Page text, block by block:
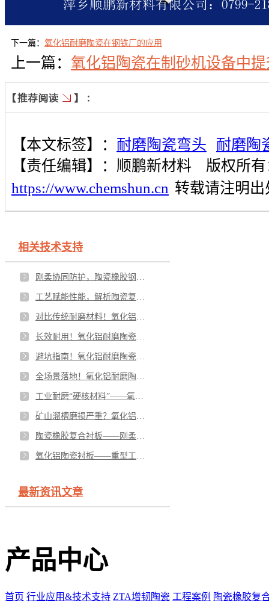
下一篇： 氧化铝耐磨陶瓷在钢铁厂的应用
上一篇： 氧化铝陶瓷在制砂机设备中
【本文标签】： 耐磨陶瓷弯头
耐磨陶
【责任编辑】： 顺鹏新材料
版权所
https://www.chemshun.cn 转载请注明出
相关技术支持
刚柔协同防护，陶瓷橡胶钢板复合板工业工况应用与价值落地
工艺赋能性能，解析陶瓷复合衬板核心技术优势
对比传统耐磨材料！氧化铝耐磨陶瓷为何成为工业降本首选
长效耐用！氧化铝耐磨陶瓷安装规范与维护保养技巧
避坑指南！氧化铝耐磨陶瓷选型核心技巧与参数标准
全场景落地！氧化铝耐磨陶瓷主流工业应用领域详解
工业耐磨“硬核材料”——氧化铝耐磨陶瓷核心性能全解析
矿山溜槽磨损严重？氧化铝陶瓷精准破解工矿耐磨难题
陶瓷橡胶复合衬板——刚柔并济，攻克高冲击磨损难题
氧化铝陶瓷衬板——重型工况耐磨主力，筑牢设备长效防护壁垒
最新资讯文章
产品中心
首页 行业应用&技术支持 ZTA增韧陶瓷 工程案例 陶瓷橡胶复